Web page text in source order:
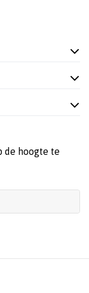
de hoogte te